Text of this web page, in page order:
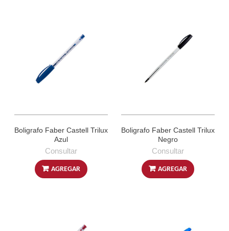
Boligrafo Faber Castell Trilux
Azul
Consultar
AGREGAR
Boligrafo Faber Castell Trilux
Negro
Consultar
AGREGAR